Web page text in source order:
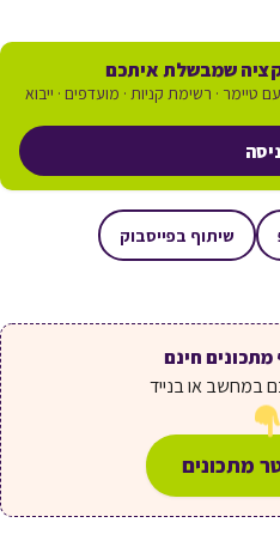
שמבשלת איתכם
טיימר · רשימת קניות · מועדפים · ייבוא
שיתוף בפייסבוק
במחשב או בנייד
מתכונים